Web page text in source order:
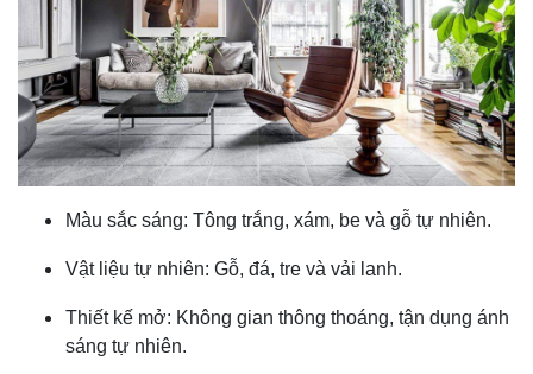
Màu sắc sáng: Tông trắng, xám, be và gỗ tự nhiên.
Vật liệu tự nhiên: Gỗ, đá, tre và vải lanh.
Thiết kế mở: Không gian thông thoáng, tận dụng ánh
sáng tự nhiên.